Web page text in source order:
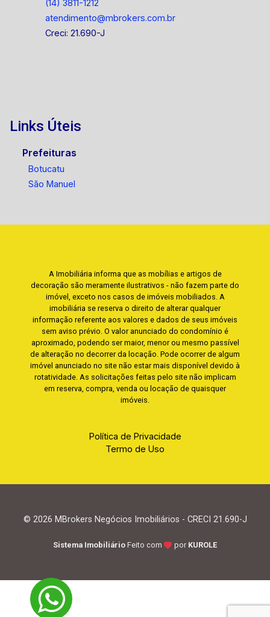
(14) 3811-1212
atendimento@mbrokers.com.br
Creci: 21.690-J
Links Úteis
Prefeituras
Botucatu
São Manuel
A Imobiliária informa que as mobílias e artigos de
decoração são meramente ilustrativos - não fazem parte do
imóvel, exceto nos casos de imóveis mobiliados. A
imobiliária se reserva o direito de alterar qualquer
informação referente aos valores e dados de seus imóveis
sem aviso prévio. O valor anunciado do condomínio é
aproximado, podendo ser maior, menor ou mesmo passível
de alteração no decorrer da locação. Pode ocorrer de algum
imóvel anunciado no site não estar mais disponível devido à
rotatividade. As solicitações feitas pelo site não implicam
em reserva, compra, venda ou locação de quaisquer
imóveis.
Política de Privacidade
Termo de Uso
© 2026 MBrokers Negócios Imobiliários - CRECI 21.690-J
Sistema Imobiliário Feito com por KUROLE